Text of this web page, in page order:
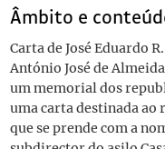
Âmbito e
Carta de José Eduardo
António José de
um memorial dos
uma carta destinada ao
que se prende com a